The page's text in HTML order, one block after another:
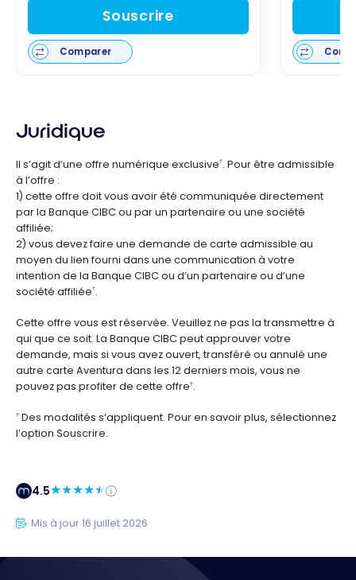
Souscrire
Comparer
Juridique
Il s’agit d’une offre numérique exclusive†. Pour être admissible
à l’offre :
1) cette offre doit vous avoir été communiquée directement
par la Banque CIBC ou par un partenaire ou une société
affiliée;
2) vous devez faire une demande de carte admissible au
moyen du lien fourni dans une communication à votre
intention de la Banque CIBC ou d’un partenaire ou d’une
société affiliée†.
Cette offre vous est réservée. Veuillez ne pas la transmettre à
qui que ce soit. La Banque CIBC peut approuver votre
demande, mais si vous avez ouvert, transféré ou annulé une
autre carte Aventura dans les 12 derniers mois, vous ne
pouvez pas profiter de cette offre†.
† Des modalités s’appliquent. Pour en savoir plus, sélectionnez
l’option Souscrire.
4.5
Mis à jour 16 juillet 2026